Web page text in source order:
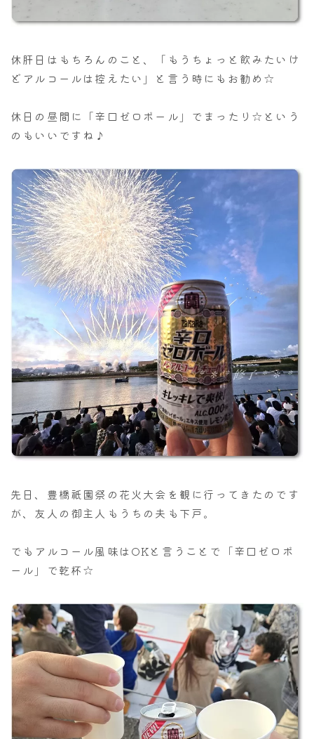
休肝日はもちろんのこと、「もうちょっと飲みたいけ
どアルコールは控えたい」と言う時にもお勧め☆
休日の昼間に「辛口ゼロボール」でまったり☆という
のもいいですね♪
先日、豊橋祇園祭の花火大会を観に行ってきたのです
が、友人の御主人もうちの夫も下戸。
でもアルコール風味はOKと言うことで「辛口ゼロボ
ール」で乾杯☆